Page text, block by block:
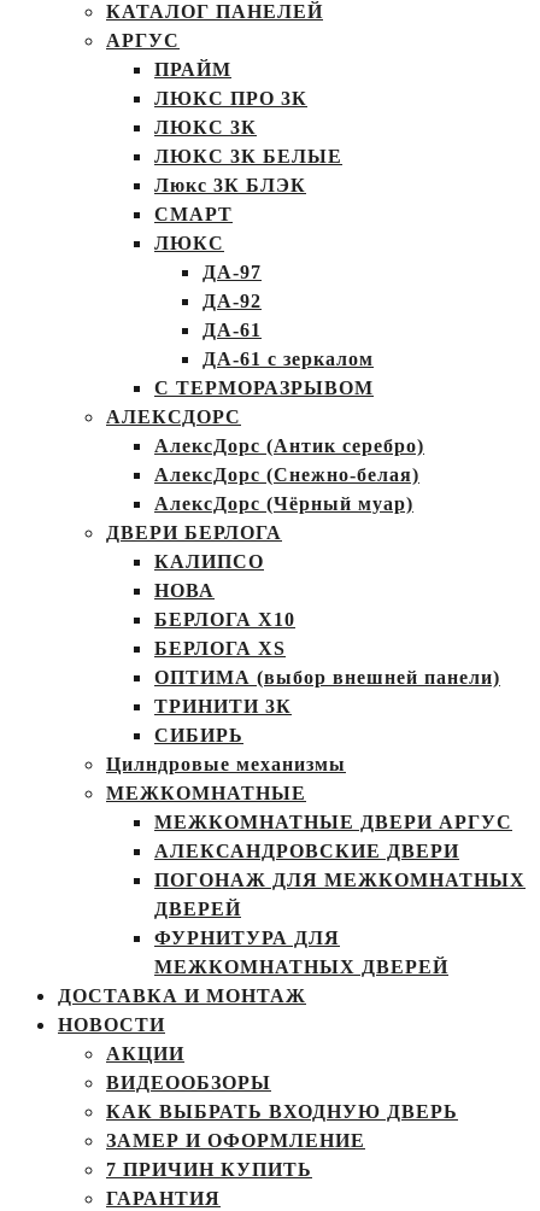
КАТАЛОГ ПАНЕЛЕЙ
АРГУС
ПРАЙМ
ЛЮКС ПРО 3К
ЛЮКС 3К
ЛЮКС 3К БЕЛЫЕ
Люкс 3К БЛЭК
СМАРТ
ЛЮКС
ДА-97
ДА-92
ДА-61
ДА-61 с зеркалом
С ТЕРМОРАЗРЫВОМ
АЛЕКСДОРС
АлексДорс (Антик серебро)
АлексДорс (Снежно-белая)
АлексДорс (Чёрный муар)
ДВЕРИ БЕРЛОГА
КАЛИПСО
НОВА
БЕРЛОГА Х10
БЕРЛОГА XS
ОПТИМА (выбор внешней панели)
ТРИНИТИ 3К
СИБИРЬ
Цилндровые механизмы
МЕЖКОМНАТНЫЕ
МЕЖКОМНАТНЫЕ ДВЕРИ АРГУС
АЛЕКСАНДРОВСКИЕ ДВЕРИ
ПОГОНАЖ ДЛЯ МЕЖКОМНАТНЫХ
ДВЕРЕЙ
ФУРНИТУРА ДЛЯ
МЕЖКОМНАТНЫХ ДВЕРЕЙ
ДОСТАВКА И МОНТАЖ
НОВОСТИ
АКЦИИ
ВИДЕООБЗОРЫ
КАК ВЫБРАТЬ ВХОДНУЮ ДВЕРЬ
ЗАМЕР И ОФОРМЛЕНИЕ
7 ПРИЧИН КУПИТЬ
ГАРАНТИЯ